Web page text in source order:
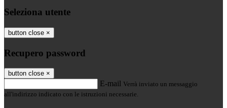
Seleziona utente
button close ×
Recupero password
button close ×
E-mail Verrà inviato un messaggio
all'indirizzo indicato con le istruzioni necessarie.